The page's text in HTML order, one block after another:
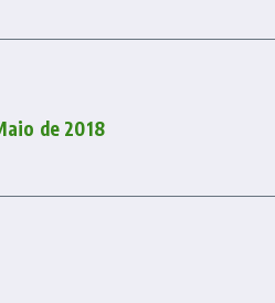
de 2018